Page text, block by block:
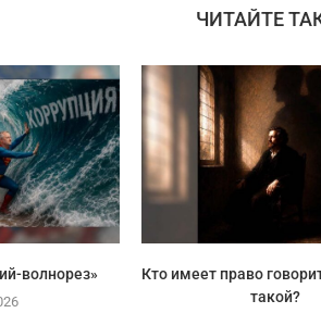
ЧИТАЙТЕ
волнорез»
Кто имеет право
такой?